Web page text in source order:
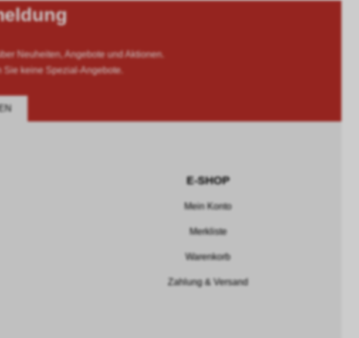
Neuheiten, Angebote und Aktionen.
Sie keine Spezial-Angebote.
E-SHOP
Mein Konto
Merkliste
Warenkorb
Zahlung & Versand